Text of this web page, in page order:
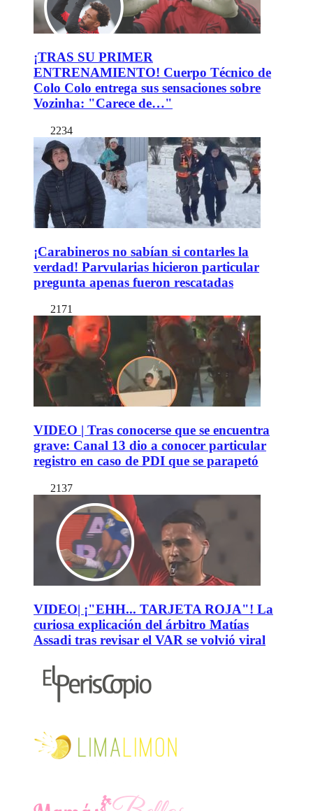
¡TRAS SU PRIMER
ENTRENAMIENTO! Cuerpo Técnico de
Colo Colo entrega sus sensaciones sobre
Vozinha: "Carece de…"
2234
¡Carabineros no sabían si contarles la
verdad! Parvularias hicieron particular
pregunta apenas fueron rescatadas
2171
VIDEO | Tras conocerse que se encuentra
grave: Canal 13 dio a conocer particular
registro en caso de PDI que se parapetó
2137
VIDEO| ¡"EHH... TARJETA ROJA"! La
curiosa explicación del árbitro Matías
Assadi tras revisar el VAR se volvió viral